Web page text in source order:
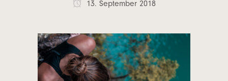
13. September 2018